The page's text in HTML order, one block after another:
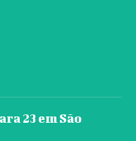
23 em São